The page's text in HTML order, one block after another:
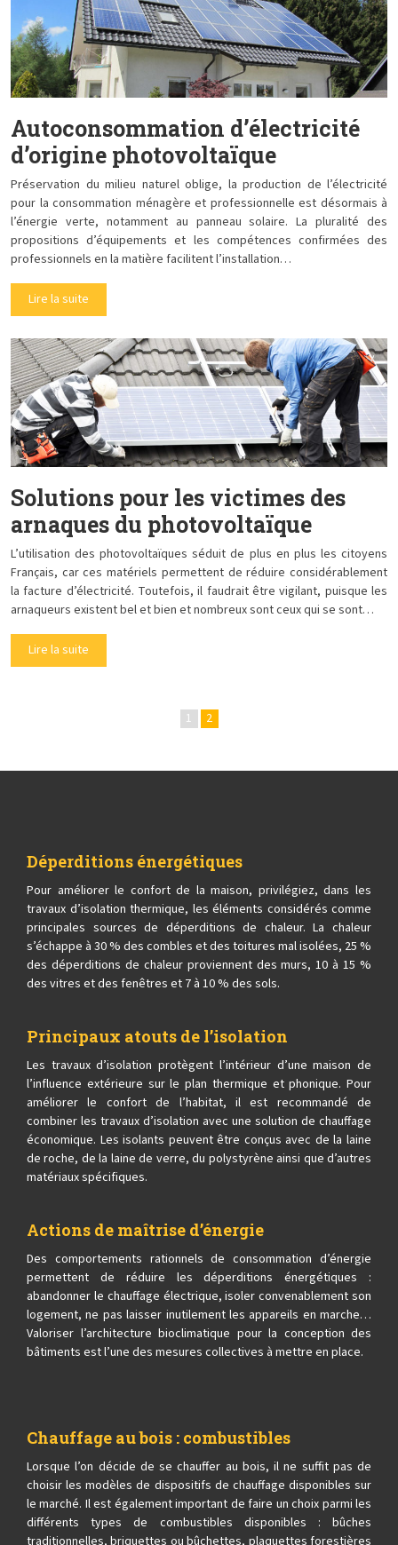
Autoconsommation d’électricité
d’origine photovoltaïque
Préservation du milieu naturel oblige, la production de l’électricité
pour la consommation ménagère et professionnelle est désormais à
l’énergie verte, notamment au panneau solaire. La pluralité des
propositions d’équipements et les compétences confirmées des
professionnels en la matière facilitent l’installation…
Lire la suite
Solutions pour les victimes des
arnaques du photovoltaïque
L’utilisation des photovoltaïques séduit de plus en plus les citoyens
Français, car ces matériels permettent de réduire considérablement
la facture d’électricité. Toutefois, il faudrait être vigilant, puisque les
arnaqueurs existent bel et bien et nombreux sont ceux qui se sont…
Lire la suite
1 2
Déperditions énergétiques
Pour améliorer le confort de la maison, privilégiez, dans les
travaux d’isolation thermique, les éléments considérés comme
principales sources de déperditions de chaleur. La chaleur
s’échappe à 30 % des combles et des toitures mal isolées, 25 %
des déperditions de chaleur proviennent des murs, 10 à 15 %
des vitres et des fenêtres et 7 à 10 % des sols.
Principaux atouts de l’isolation
Les travaux d’isolation protègent l’intérieur d’une maison de
l’influence extérieure sur le plan thermique et phonique. Pour
améliorer le confort de l’habitat, il est recommandé de
combiner les travaux d’isolation avec une solution de chauffage
économique. Les isolants peuvent être conçus avec de la laine
de roche, de la laine de verre, du polystyrène ainsi que d’autres
matériaux spécifiques.
Actions de maîtrise d’énergie
Des comportements rationnels de consommation d’énergie
permettent de réduire les déperditions énergétiques :
abandonner le chauffage électrique, isoler convenablement son
logement, ne pas laisser inutilement les appareils en marche…
Valoriser l’architecture bioclimatique pour la conception des
bâtiments est l’une des mesures collectives à mettre en place.
Chauffage au bois : combustibles
Lorsque l’on décide de se chauffer au bois, il ne suffit pas de
choisir les modèles de dispositifs de chauffage disponibles sur
le marché. Il est également important de faire un choix parmi les
différents types de combustibles disponibles : bûches